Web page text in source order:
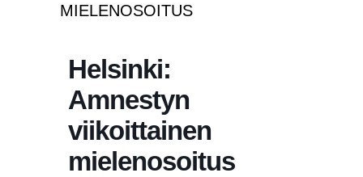
MIELENOSOITUS
Helsinki:
Amnestyn
viikoittainen
mielenosoitus